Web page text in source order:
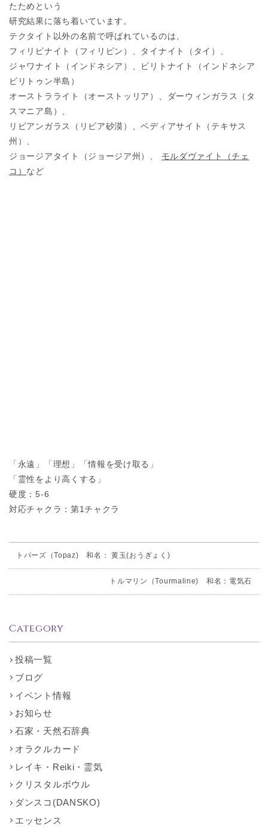
たためという
研究結果に落ち着いています。
テクタイト以外の名前で呼ばれているのは、
フィリピナイト（フィリピン）、タイナイト（タイ）、
ジャワナイト（インドネシア）、ビリトナイト（インドネシア
ビリトゥン半島）
オーストラライト（オーストッリア）、ダーウィンガラス（タ
スマニア島）、
リビアンガラス（リビア砂漠）、ベディアサイト（テキサス
州）、
ジョージアタイト（ジョージア州）、
モルダヴァイト（チェ
コ） など
「永遠」「理想」「情報を受け取る」
「霊性をより高くする」
硬度：5-6
対応チャクラ：第1チャクラ
トパーズ（Topaz) 和名： 黄玉(おうぎょく)
トルマリン（Tourmaline) 和名：電気石
Category
投稿一覧
ブログ
イベント情報
お知らせ
石家・天然石辞典
オラクルカード
レイキ・Reiki・霊気
クリスタルボウル
ダンスコ(DANSKO)
エッセンス